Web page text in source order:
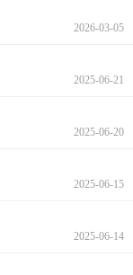
2026-03-05
2025-06-21
2025-06-20
2025-06-15
2025-06-14